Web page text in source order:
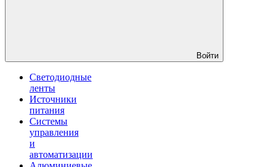
Войти
Светодиодные
ленты
Источники
питания
Системы
управления
и
автоматизации